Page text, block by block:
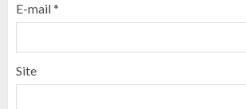
E-mail*
Site